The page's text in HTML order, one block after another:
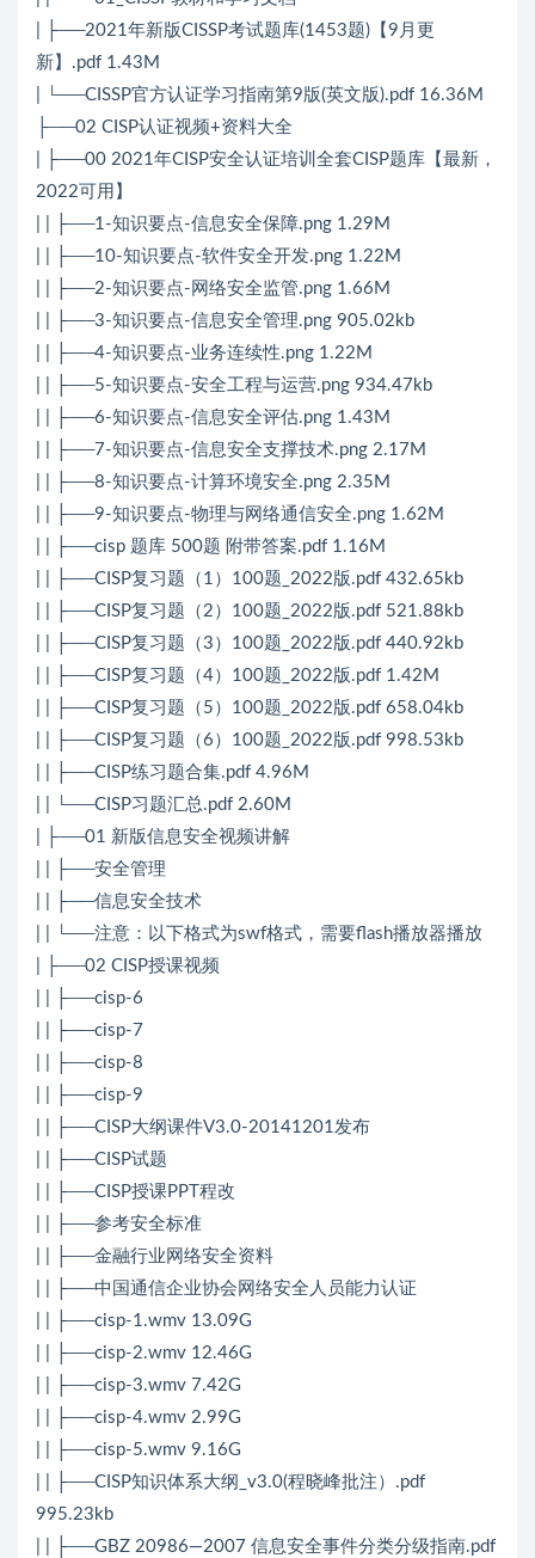
| ├──2021年新版CISSP考试题库(1453题)【9月更
新】.pdf 1.43M
| └──CISSP官方认证学习指南第9版(英文版).pdf 16.36M
├──02 CISP认证视频+资料大全
| ├──00 2021年CISP安全认证培训全套CISP题库【最新，
2022可用】
| | ├──1-知识要点-信息安全保障.png 1.29M
| | ├──10-知识要点-软件安全开发.png 1.22M
| | ├──2-知识要点-网络安全监管.png 1.66M
| | ├──3-知识要点-信息安全管理.png 905.02kb
| | ├──4-知识要点-业务连续性.png 1.22M
| | ├──5-知识要点-安全工程与运营.png 934.47kb
| | ├──6-知识要点-信息安全评估.png 1.43M
| | ├──7-知识要点-信息安全支撑技术.png 2.17M
| | ├──8-知识要点-计算环境安全.png 2.35M
| | ├──9-知识要点-物理与网络通信安全.png 1.62M
| | ├──cisp 题库 500题 附带答案.pdf 1.16M
| | ├──CISP复习题（1）100题_2022版.pdf 432.65kb
| | ├──CISP复习题（2）100题_2022版.pdf 521.88kb
| | ├──CISP复习题（3）100题_2022版.pdf 440.92kb
| | ├──CISP复习题（4）100题_2022版.pdf 1.42M
| | ├──CISP复习题（5）100题_2022版.pdf 658.04kb
| | ├──CISP复习题（6）100题_2022版.pdf 998.53kb
| | ├──CISP练习题合集.pdf 4.96M
| | └──CISP习题汇总.pdf 2.60M
| ├──01 新版信息安全视频讲解
| | ├──安全管理
| | ├──信息安全技术
| | └──注意：以下格式为swf格式，需要flash播放器播放
| ├──02 CISP授课视频
| | ├──cisp-6
| | ├──cisp-7
| | ├──cisp-8
| | ├──cisp-9
| | ├──CISP大纲课件V3.0-20141201发布
| | ├──CISP试题
| | ├──CISP授课PPT程改
| | ├──参考安全标准
| | ├──金融行业网络安全资料
| | ├──中国通信企业协会网络安全人员能力认证
| | ├──cisp-1.wmv 13.09G
| | ├──cisp-2.wmv 12.46G
| | ├──cisp-3.wmv 7.42G
| | ├──cisp-4.wmv 2.99G
| | ├──cisp-5.wmv 9.16G
| | ├──CISP知识体系大纲_v3.0(程晓峰批注）.pdf
995.23kb
| | ├──GBZ 20986—2007 信息安全事件分类分级指南.pdf